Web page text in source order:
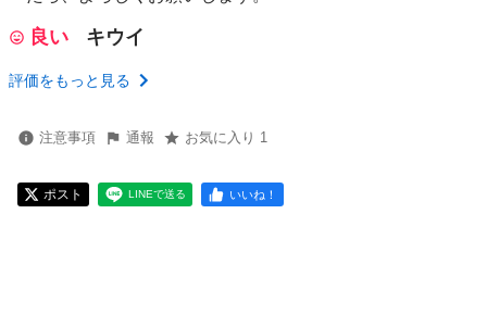
良い キウイ
評価をもっと見る
注意事項 通報 お気に入り 1
ポスト LINEで送る いいね！